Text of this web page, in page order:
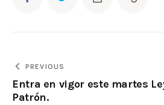
PREVIOUS
Entra en vigor este martes
Patrón.